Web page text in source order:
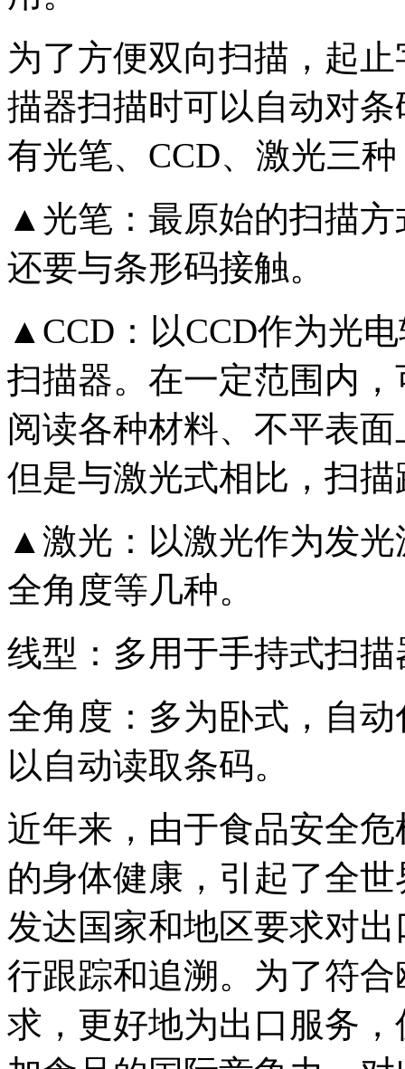
为了方便双向扫描，起
描器扫描时可以自动对
有光笔、CCD、激光三种
▲光笔：最原始的扫描
还要与条形码接触。
▲CCD：以CCD作为光
扫描器。在一定范围内
阅读各种材料、不平表
但是与激光式相比，扫
▲激光：以激光作为发
全角度等几种。
线型：多用于手持式扫
全角度：多为卧式，自
以自动读取条码。
近年来，由于食品安全
的身体健康，引起了全
发达国家和地区要求对
行跟踪和追溯。为了符
求，更好地为出口服务